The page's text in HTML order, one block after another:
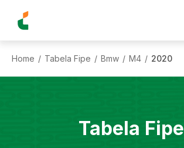
Home / Tabela Fipe / Bmw / M4 / 2020
Tabela Fipe